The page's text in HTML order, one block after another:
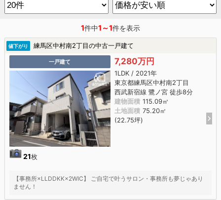
1件中1～1件を表示
値下がり 練馬区中村南2丁目の中古一戸建て
一戸建て
21枚
7,280万円
1LDK / 2021年
東京都練馬区中村南2丁目
西武新宿線 鷺ノ宮 徒歩8分
建物面積 115.09㎡
土地面積 75.20㎡
(22.75坪)
【事務所×LLDDKK×2WIC】 ご自宅で叶うサロン・事務所も夢じゃあり
ません！